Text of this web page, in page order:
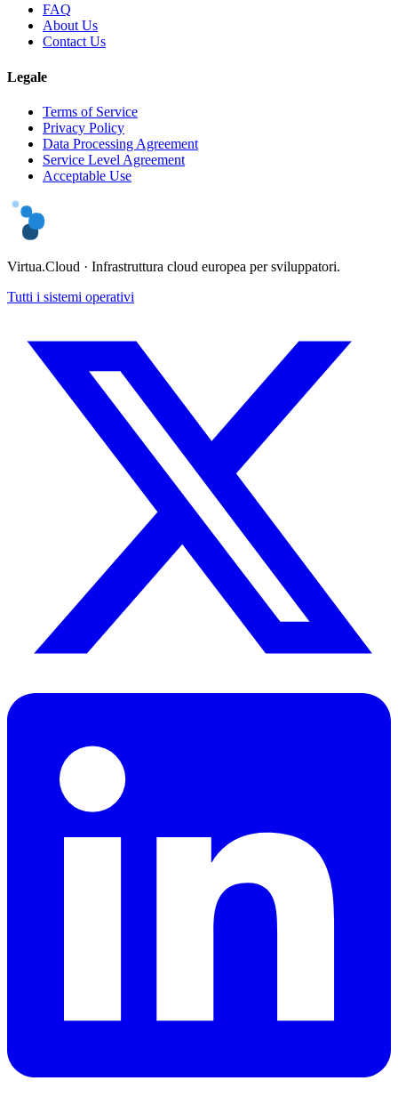
FAQ
About Us
Contact Us
Legale
Terms of Service
Privacy Policy
Data Processing Agreement
Service Level Agreement
Acceptable Use
Virtua.Cloud · Infrastruttura cloud europea per sviluppatori.
Tutti i sistemi operativi